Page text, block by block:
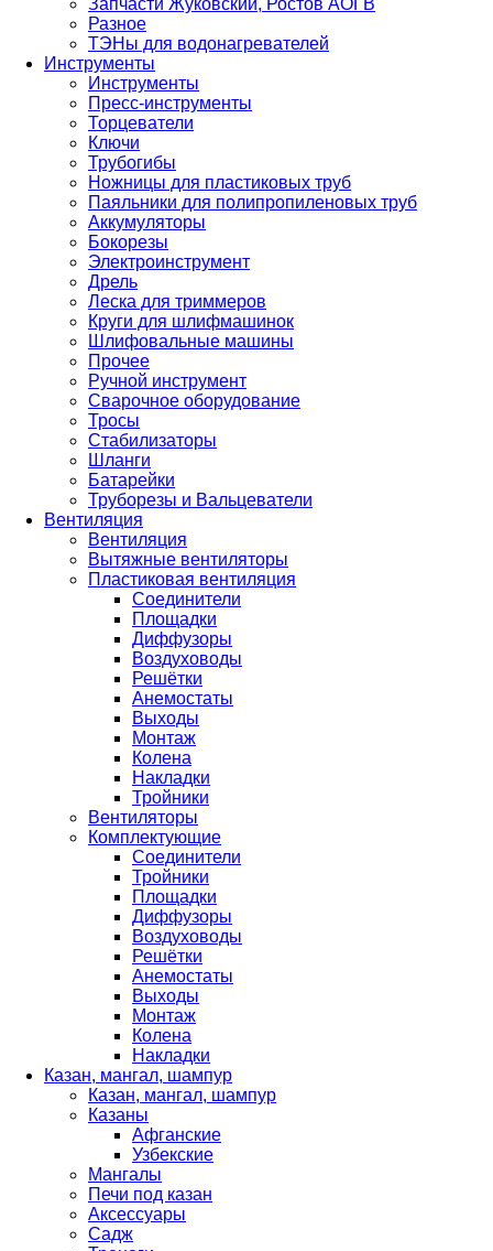
Запчасти Жуковский, Ростов АОГВ
Разное
ТЭНы для водонагревателей
Инструменты
Инструменты
Пресс-инструменты
Торцеватели
Ключи
Трубогибы
Ножницы для пластиковых труб
Паяльники для полипропиленовых труб
Аккумуляторы
Бокорезы
Электроинструмент
Дрель
Леска для триммеров
Круги для шлифмашинок
Шлифовальные машины
Прочее
Ручной инструмент
Сварочное оборудование
Тросы
Стабилизаторы
Шланги
Батарейки
Труборезы и Вальцеватели
Вентиляция
Вентиляция
Вытяжные вентиляторы
Пластиковая вентиляция
Соединители
Площадки
Диффузоры
Воздуховоды
Решётки
Анемостаты
Выходы
Монтаж
Колена
Накладки
Тройники
Вентиляторы
Комплектующие
Соединители
Тройники
Площадки
Диффузоры
Воздуховоды
Решётки
Анемостаты
Выходы
Монтаж
Колена
Накладки
Казан, мангал, шампур
Казан, мангал, шампур
Казаны
Афганские
Узбекские
Мангалы
Печи под казан
Аксессуары
Садж